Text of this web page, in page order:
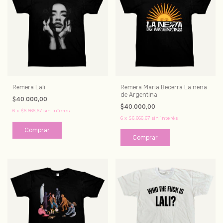
Remera Lali
$40.000,00
6 x $6.666,67 sin interés
Comprar
Remera Maria Becerra La nena
de Argentina
$40.000,00
6 x $6.666,67 sin interés
Comprar